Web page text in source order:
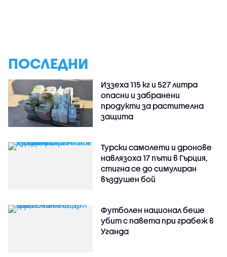
ПОСЛЕДНИ
Иззеха 115 кг и 527 литра
опасни и забранени
продукти за растителна
защита
Турски самолети и дронове
навлязоха 17 пъти в Гърция,
стигна се до симулиран
въздушен бой
Футболен национал беше
убит с павета при грабеж в
Уганда